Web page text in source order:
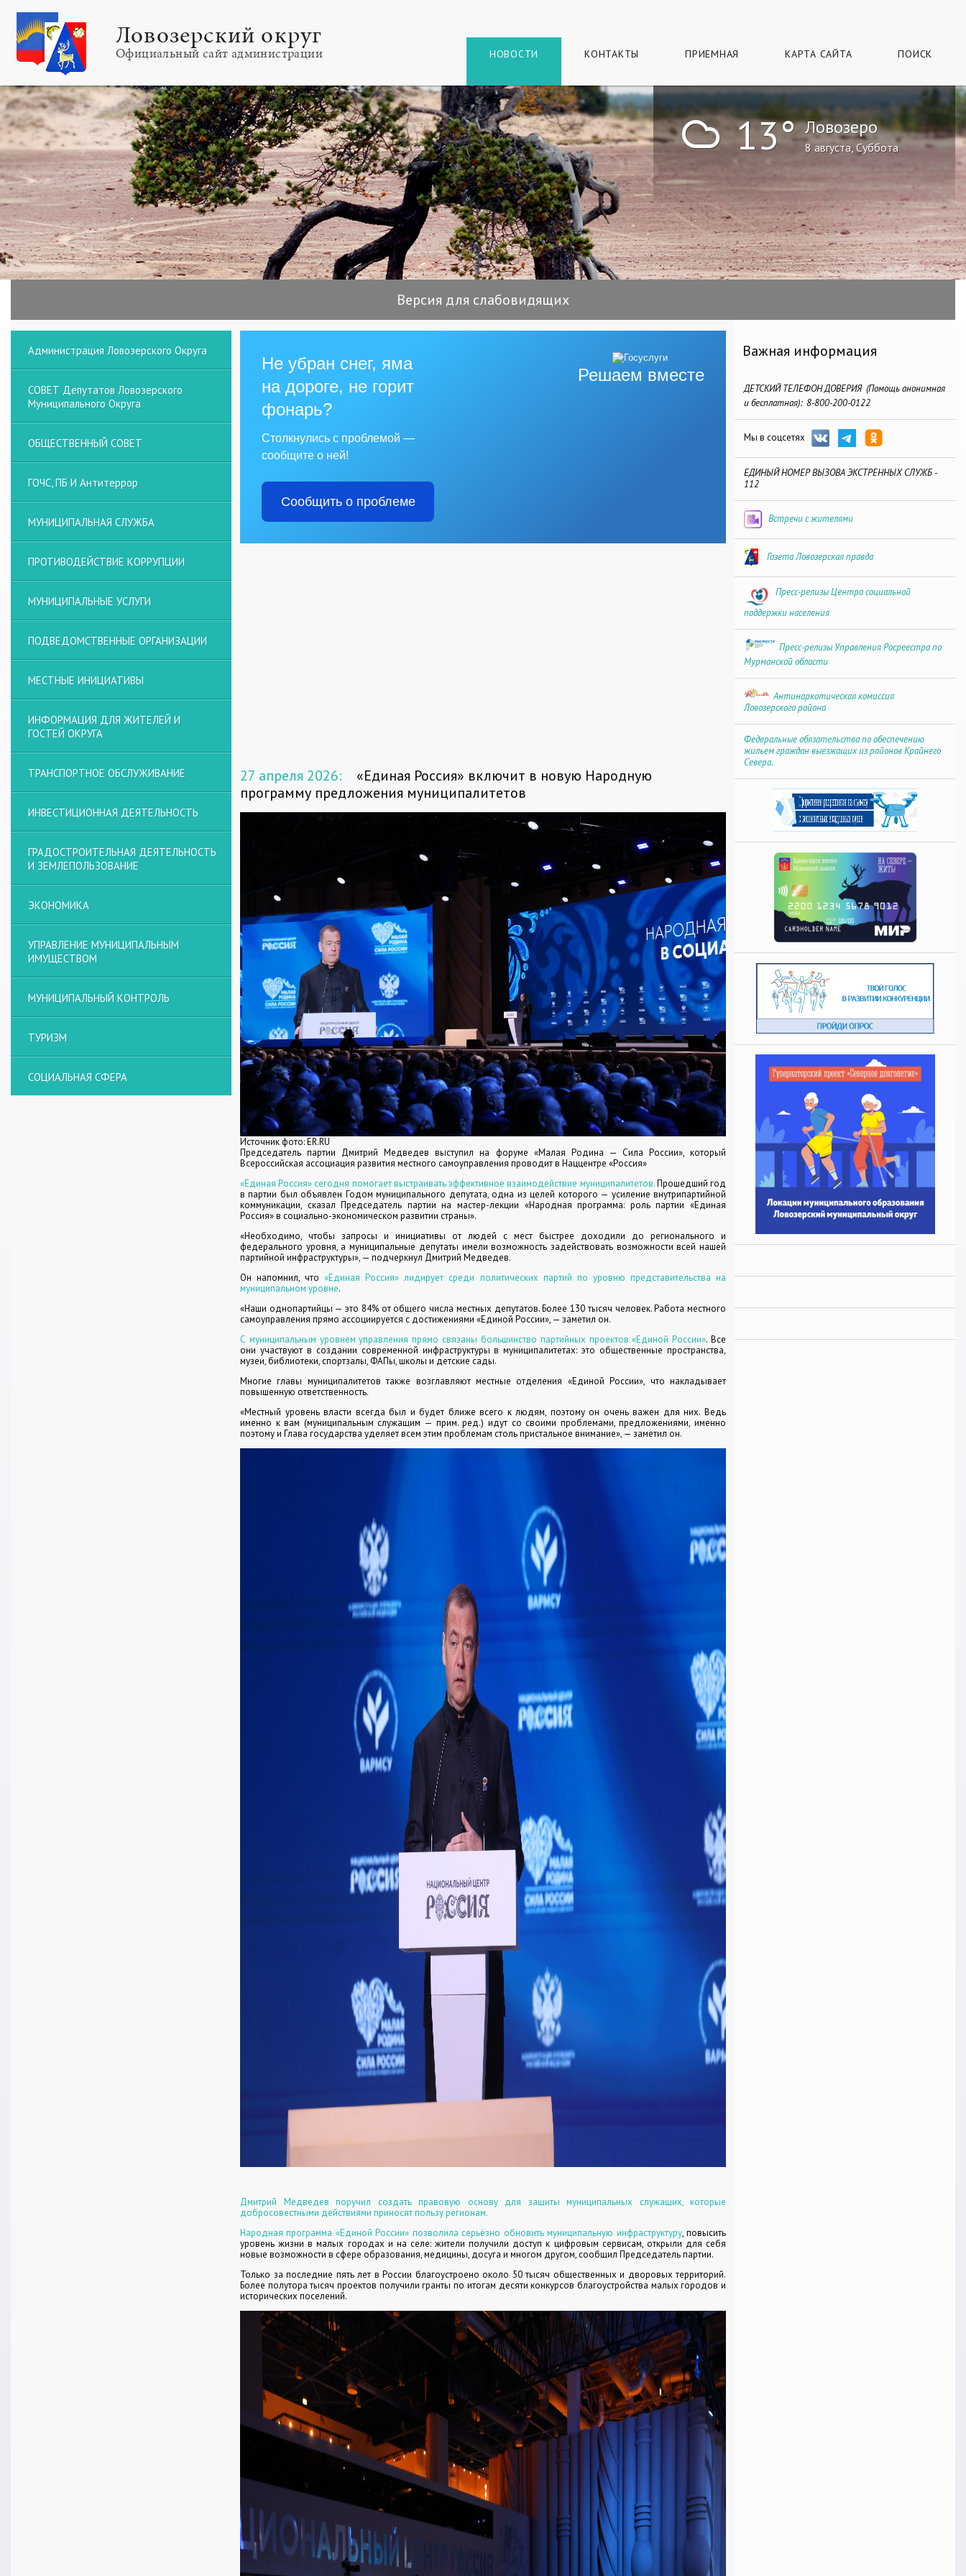
Ловозерский округ
Официальный сайт администрации НОВОСТИ КОНТАКТЫ ПРИЕМНАЯ КАРТА САЙТА ПОИСК
! 13° Ловозеро
8 августа, Суббота
Версия для слабовидящих
Решаем вместе
Не убран снег, яма
на дороге, не горит
фонарь?
Столкнулись с проблемой —
сообщите о ней!
Сообщить о проблеме
27 апреля 2026:
«Единая Россия» включит в новую Народную
программу предложения муниципалитетов
Источник фото: ER.RU
Председатель партии Дмитрий Медведев выступил на форуме «Малая Родина — Сила России», который
Всероссийская ассоциация развития местного самоуправления проводит в Наццентре «Россия»
«Единая Россия» сегодня помогает выстраивать эффективное взаимодействие муниципалитетов.Прошедший год
в партии был объявлен Годом муниципального депутата, одна из целей которого — усиление внутрипартийной
коммуникации, сказал Председатель партии на мастер-лекции «Народная программа: роль партии «Единая
Россия» в социально-экономическом развитии страны».
«Необходимо, чтобы запросы и инициативы от людей с мест быстрее доходили до регионального и
федерального уровня, а муниципальные депутаты имели возможность задействовать возможности всей нашей
партийной инфраструктуры», — подчеркнул Дмитрий Медведев.
Он напомнил, что«Единая Россия» лидирует среди политических партий по уровню представительства на
муниципальном уровне.
«Наши однопартийцы — это 84% от общего числа местных депутатов. Более 130 тысяч человек. Работа местного
самоуправления прямо ассоциируется с достижениями «Единой России», — заметил он.
С муниципальным уровнем управления прямо связаны большинство партийных проектов «Единой России». Все
они участвуют в создании современной инфраструктуры в муниципалитетах: это общественные пространства,
музеи, библиотеки, спортзалы, ФАПы, школы и детские сады.
Многие главы муниципалитетов также возглавляют местные отделения «Единой России», что накладывает
повышенную ответственность.
«Местный уровень власти всегда был и будет ближе всего к людям, поэтому он очень важен для них. Ведь
именно к вам (муниципальным служащим — прим. ред.) идут со своими проблемами, предложениями, именно
поэтому и Глава государства уделяет всем этим проблемам столь пристальное внимание», — заметил он.
Дмитрий Медведев поручил создать правовую основу для защиты муниципальных служащих, которые
добросовестными действиями приносят пользу регионам.
Народная программа «Единой России» позволила серьёзно обновить муниципальную инфраструктуру, повысить
уровень жизни в малых городах и на селе: жители получили доступ к цифровым сервисам, открыли для себя
новые возможности в сфере образования, медицины, досуга и многом другом, сообщил Председатель партии.
Только за последние пять лет в России благоустроено около 50 тысяч общественных и дворовых территорий.
Более полутора тысяч проектов получили гранты по итогам десяти конкурсов благоустройства малых городов и
исторических поселений.
Администрация Ловозерского Округа
СОВЕТ Депутатов Ловозерского
Муниципального Округа
ОБЩЕСТВЕННЫЙ СОВЕТ
ГОЧС, ПБ И Антитеррор
МУНИЦИПАЛЬНАЯ СЛУЖБА
ПРОТИВОДЕЙСТВИЕ КОРРУПЦИИ
МУНИЦИПАЛЬНЫЕ УСЛУГИ
ПОДВЕДОМСТВЕННЫЕ ОРГАНИЗАЦИИ
МЕСТНЫЕ ИНИЦИАТИВЫ
ИНФОРМАЦИЯ ДЛЯ ЖИТЕЛЕЙ И
ГОСТЕЙ ОКРУГА
ТРАНСПОРТНОЕ ОБСЛУЖИВАНИЕ
ИНВЕСТИЦИОННАЯ ДЕЯТЕЛЬНОСТЬ
ГРАДОСТРОИТЕЛЬНАЯ ДЕЯТЕЛЬНОСТЬ
И ЗЕМЛЕПОЛЬЗОВАНИЕ
ЭКОНОМИКА
УПРАВЛЕНИЕ МУНИЦИПАЛЬНЫМ
ИМУЩЕСТВОМ
МУНИЦИПАЛЬНЫЙ КОНТРОЛЬ
ТУРИЗМ
СОЦИАЛЬНАЯ СФЕРА
Важная информация
ДЕТСКИЙ ТЕЛЕФОН ДОВЕРИЯ (Помощь анонимная
и бесплатная): 8-800-200-0122
Мы в соцсетях
ЕДИНЫЙ НОМЕР ВЫЗОВА ЭКСТРЕННЫХ СЛУЖБ -
112
Встречи с жителями
Газета Ловозерская правда
Пресс-релизы Центра социальной
поддержки населения
Пресс-релизы Управления Росреестра по
Мурманской области
Антинаркотическая комиссия
Ловозерского района
Федеральные обязательства по обеспечению
жильем граждан выезжащих из районов Крайнего
Севера.